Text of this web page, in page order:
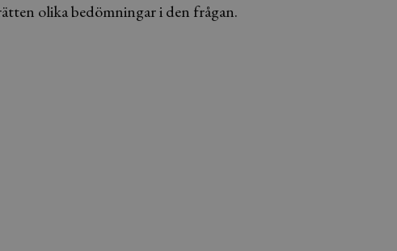
olika bedömningar i den frågan.